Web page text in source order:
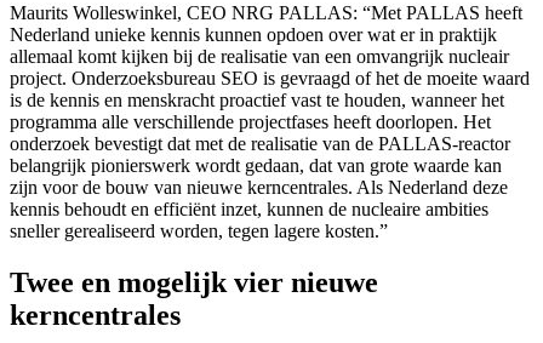
Maurits Wolleswinkel, CEO NRG PALLAS: “Met PALLAS heeft
Nederland unieke kennis kunnen opdoen over wat er in praktijk
allemaal komt kijken bij de realisatie van een omvangrijk nucleair
project. Onderzoeksbureau SEO is gevraagd of het de moeite waard
is de kennis en menskracht proactief vast te houden, wanneer het
programma alle verschillende projectfases heeft doorlopen. Het
onderzoek bevestigt dat met de realisatie van de PALLAS-reactor
belangrijk pionierswerk wordt gedaan, dat van grote waarde kan
zijn voor de bouw van nieuwe kerncentrales. Als Nederland deze
kennis behoudt en efficiënt inzet, kunnen de nucleaire ambities
sneller gerealiseerd worden, tegen lagere kosten.”
Twee en mogelijk vier nieuwe
kerncentrales